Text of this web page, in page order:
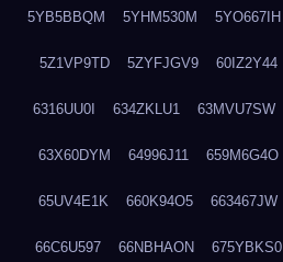
5YB5BBQM 5YHM530M 5YO667IH
5Z1VP9TD 5ZYFJGV9 60IZ2Y44
6316UU0I 634ZKLU1 63MVU7SW
63X60DYM 64996J11 659M6G4O
65UV4E1K 660K94O5 663467JW
66C6U597 66NBHAON 675YBKS0